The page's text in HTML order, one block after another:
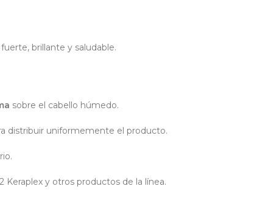
brillante y saludable.
sobre el cabello húmedo.
distribuir uniformemente el producto.
Keraplex y otros productos de la línea.